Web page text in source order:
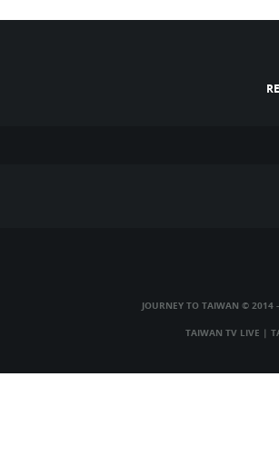
JOURNEY TO TAIWAN © 2014
TAIWAN TV LIVE |